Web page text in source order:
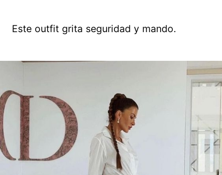
Este outfit grita seguridad y mando.